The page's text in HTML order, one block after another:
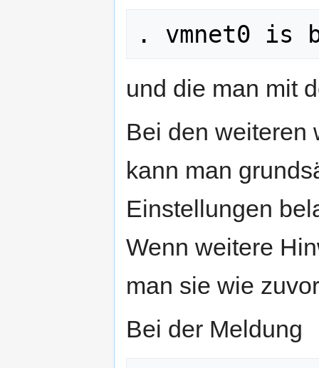
. vmnet0 is
und die man mit
Bei den weiteren
kann man
Einstellungen
Wenn weitere
man sie wie
Bei der Meldung